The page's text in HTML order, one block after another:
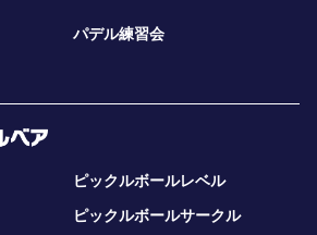
パデル練習会
ピックルボールレベル
ピックルボールサークル